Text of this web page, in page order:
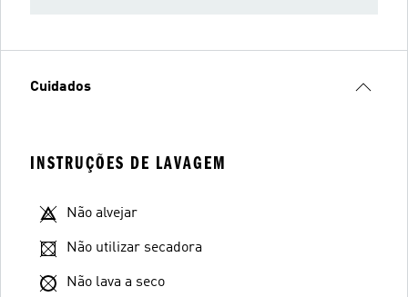
Cuidados
INSTRUÇÕES DE LAVAGEM
Não alvejar
Não utilizar secadora
Não lava a seco